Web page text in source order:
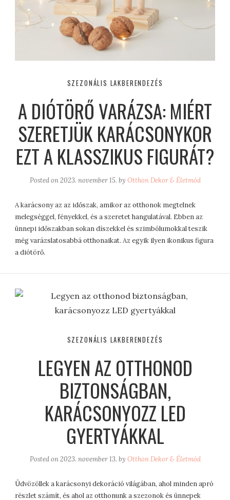
SZEZONÁLIS LAKBERENDEZÉS
A DIÓTÖRŐ VARÁZSA: MIÉRT
SZERETJÜK KARÁCSONYKOR
EZT A KLASSZIKUS FIGURÁT?
Posted on2023. november 15. by Otthon Dekor & Életmód
A karácsony az az időszak, amikor az otthonok megtelnek
melegséggel, fényekkel, és a szeretet hangulatával. Ebben az
ünnepi időszakban sokan díszekkel és szimbólumokkal teszik
még varázslatosabbá otthonaikat. Az egyik ilyen ikonikus figura
a diótörő.
SZEZONÁLIS LAKBERENDEZÉS
LEGYEN AZ OTTHONOD
BIZTONSÁGBAN,
KARÁCSONYOZZ LED
GYERTYÁKKAL
Posted on2023. november 13. by Otthon Dekor & Életmód
Üdvözöllek a karácsonyi dekoráció világában, ahol minden apró
részlet számít, és ahol az otthonunk a szezonok és ünnepek